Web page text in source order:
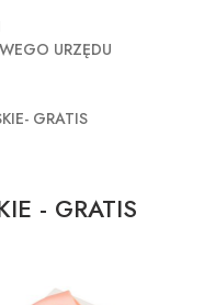
URZĘDU
GRATIS
- GRATIS